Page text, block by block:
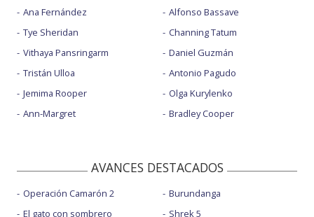
Ana Fernández
Tye Sheridan
Vithaya Pansringarm
Tristán Ulloa
Jemima Rooper
Ann-Margret
Alfonso Bassave
Channing Tatum
Daniel Guzmán
Antonio Pagudo
Olga Kurylenko
Bradley Cooper
AVANCES DESTACADOS
Operación Camarón 2
El gato con sombrero
Burundanga
Shrek 5